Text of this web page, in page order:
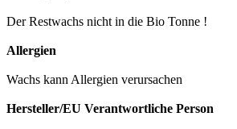
Der Restwachs nicht in die Bio Tonne !
Allergien
Wachs kann Allergien verursachen
Hersteller/EU Verantwortliche Person